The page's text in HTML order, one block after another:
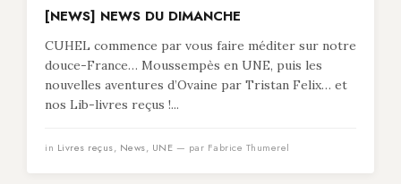
[NEWS] NEWS DU DIMANCHE
CUHEL commence par vous faire méditer sur notre
douce-France… Moussempès en UNE, puis les
nouvelles aventures d’Ovaine par Tristan Felix… et
nos Lib-livres reçus !...
in Livres reçus, News, UNE — par Fabrice Thumerel